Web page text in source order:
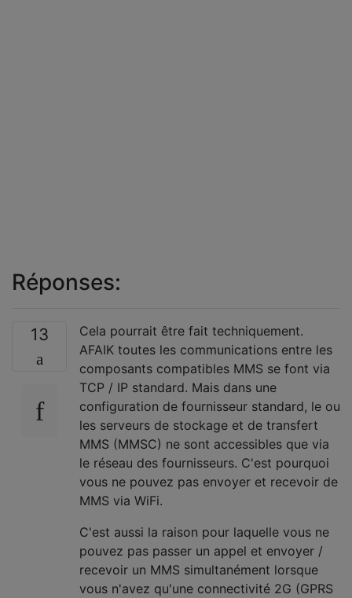
Réponses:
13
Cela pourrait être fait techniquement.
AFAIK toutes les communications entre les
composants compatibles MMS se font via
TCP / IP standard. Mais dans une
configuration de fournisseur standard, le ou
les serveurs de stockage et de transfert
MMS (MMSC) ne sont accessibles que via
le réseau des fournisseurs. C'est pourquoi
vous ne pouvez pas envoyer et recevoir de
MMS via WiFi.
C'est aussi la raison pour laquelle vous ne
pouvez pas passer un appel et envoyer /
recevoir un MMS simultanément lorsque
vous n'avez qu'une connectivité 2G (GPRS